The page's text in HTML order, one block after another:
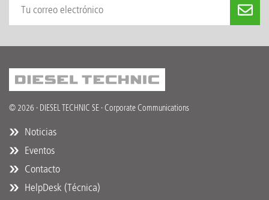
© 2026 · DIESEL TECHNIC SE · Corporate Communications
Noticias
Eventos
Contacto
HelpDesk (Técnica)